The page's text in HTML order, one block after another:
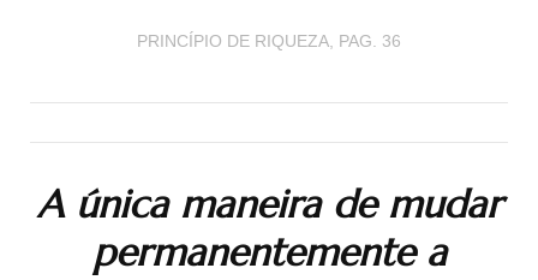
PRINCÍPIO DE RIQUEZA, PAG. 36
A única maneira de mudar
permanentemente a